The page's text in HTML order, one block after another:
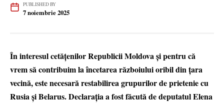
PUBLISHED BY
7 noiembrie 2025
În interesul cetățenilor Republicii Moldova și pentru că
vrem să contribuim la încetarea războiului oribil din țara
vecină, este necesară restabilirea grupurilor de prietenie cu
Rusia și Belarus. Declarația a fost făcută de deputatul Elena